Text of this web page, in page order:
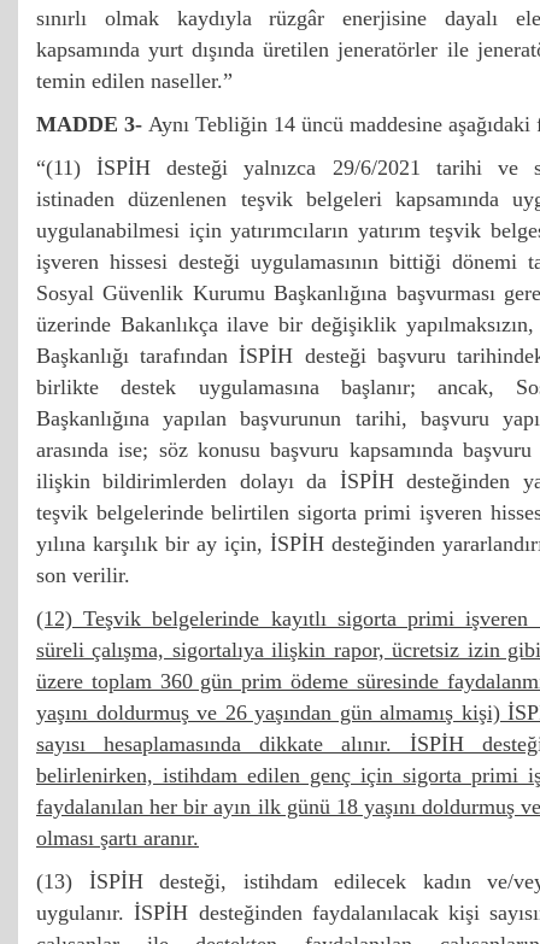
sınırlı olmak kaydıyla rüzgâr enerjisine dayalı
kapsamında yurt dışında üretilen jeneratörler ile
temin edilen naseller.”
MADDE 3- Aynı Tebliğin 14 üncü maddesine
“(11) İSPİH desteği yalnızca 29/6/2021 tarihi ve
istinaden düzenlenen teşvik belgeleri kapsamında
uygulanabilmesi için yatırımcıların yatırım teşvik
işveren hissesi desteği uygulamasının bittiği dönemi
Sosyal Güvenlik Kurumu Başkanlığına başvurması
üzerinde Bakanlıkça ilave bir değişiklik
Başkanlığı tarafından İSPİH desteği başvuru
birlikte destek uygulamasına başlanır; ancak,
Başkanlığına yapılan başvurunun tarihi, başvuru
arasında ise; söz konusu başvuru kapsamında
ilişkin bildirimlerden dolayı da İSPİH desteğinden
teşvik belgelerinde belirtilen sigorta primi işveren
yılına karşılık bir ay için, İSPİH desteğinden
son verilir.
(12) Teşvik belgelerinde kayıtlı sigorta primi işveren
süreli çalışma, sigortalıya ilişkin rapor, ücretsiz izin
üzere toplam 360 gün prim ödeme süresinde
yaşını doldurmuş ve 26 yaşından gün almamış kişi)
sayısı hesaplamasında dikkate alınır. İSPİH
belirlenirken, istihdam edilen genç için sigorta primi
faydalanılan her bir ayın ilk günü 18 yaşını doldurmuş
olması şartı aranır.
(13) İSPİH desteği, istihdam edilecek kadın ve/
uygulanır. İSPİH desteğinden faydalanılacak kişi